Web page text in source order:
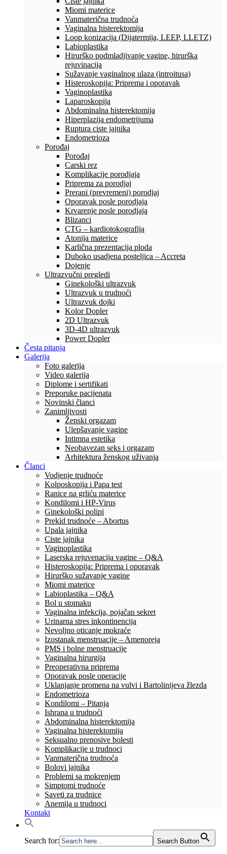
Miomi materice
Vanmaterična trudnoća
Vaginalna histerektomija
Loop konizacija (Dijatermija, LEEP, LLETZ)
Labioplastika
Hirurško podmladjivanje vagine, hirurška
rejuvinacija
Sužavanje vaginalnog ulaza (introitusa)
Histeroskopija: Priprema i oporavak
Vaginoplastika
Laparoskopija
Abdominalna histerektomija
Hiperplazija endometrijuma
Ruptura ciste jajnika
Endometrioza
Porođaj
Porođaj
Carski rez
Komplikacije porodjaja
Priprema za porodjaj
Prerani (prevremeni) porodjaj
Oporavak posle porodjaja
Krvarenje posle porodjaja
Blizanci
CTG – kardiotokografija
Atonija materice
Karlična prezentacija ploda
Duboko usadjena posteljica – Accreta
Dojenje
Ultrazvučni pregledi
Ginekološki ultrazvuk
Ultrazvuk u trudnoći
Ultrazvuk dojki
Kolor Dopler
2D Ultrazvuk
3D-4D ultrazvuk
Power Dopler
Česta pitanja
Galerija
Foto galerija
Video galerija
Diplome i sertifikati
Preporuke pacijenata
Novinski članci
Zanimljivosti
Ženski orgazam
Ulepšavanje vagine
Intimna estetika
Neobavezan seks i orgazam
Arhitektura ženskog uživanja
Članci
Vodjenje trudnoće
Kolposkopija i Papa test
Ranice na grliću materice
Kondilomi i HP-Virus
Ginekološki polipi
Prekid trudnoće – Abortus
Upala jajnika
Ciste jajnika
Vaginoplastika
Laserska rejuvenacija vagine – Q&A
Histeroskopija: Priprema i oporavak
Hirurško sužavanje vagine
Miomi materice
Labioplastika – Q&A
Bol u stomaku
Vaginalna infekcija, pojačan sekret
Urinarna stres inkontinencija
Nevoljno oticanje mokraće
Izostanak menstruacije – Amenoreja
PMS i bolne menstruacije
Vaginalna hirurgija
Preoperativna priprema
Oporavak posle operacije
Uklanjanje promena na vulvi i Bartolinijeva žlezda
Endometrioza
Kondilomi – Pitanja
Ishrana u trudnoći
Abdominalna histerektomija
Vaginalna histerektomija
Seksualno prenosive bolesti
Komplikacije u trudnoci
Vanmaterična trudnoća
Bolovi jajnika
Problemi sa mokrenjem
Simptomi trudnoće
Saveti za trudnice
Anemija u trudnoci
Kontakt
Search for: Search Button